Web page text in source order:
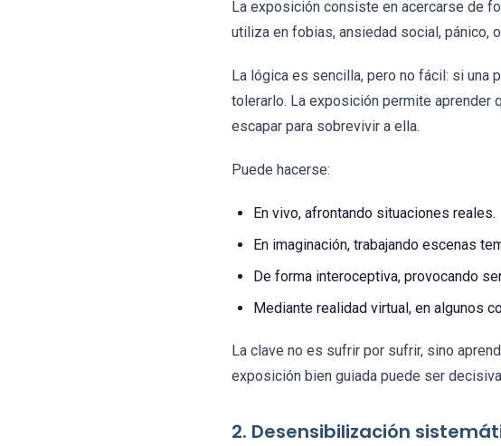
La exposición consiste en acercarse de
utiliza en fobias, ansiedad social, pánico,
La lógica es sencilla, pero no fácil: si una
tolerarlo. La exposición permite aprender
escapar para sobrevivir a ella.
Puede hacerse:
En vivo, afrontando situaciones reales.
En imaginación, trabajando escenas
De forma interoceptiva, provocando
Mediante realidad virtual, en algunos
La clave no es sufrir por sufrir, sino
exposición bien guiada puede ser
2. Desensibilización